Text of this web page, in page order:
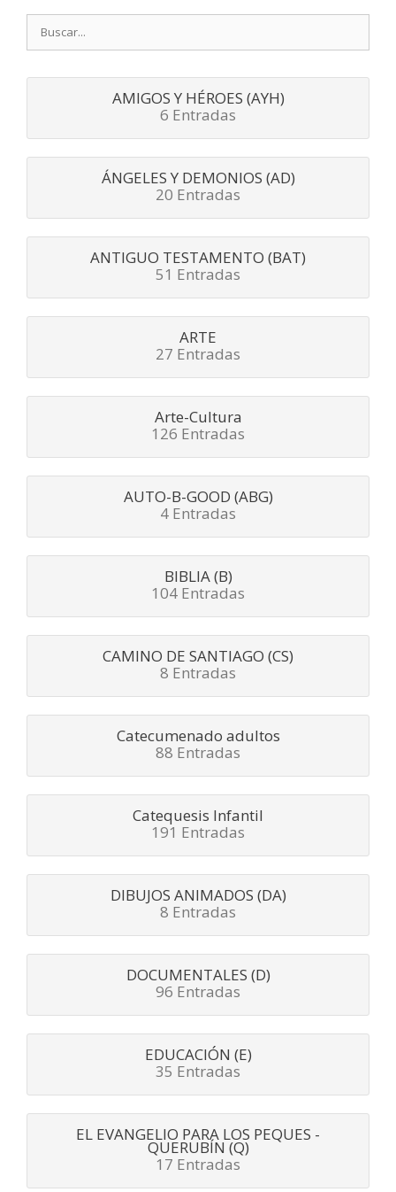
Buscar:
AMIGOS Y HÉROES (AYH)
6 Entradas
ÁNGELES Y DEMONIOS (AD)
20 Entradas
ANTIGUO TESTAMENTO (BAT)
51 Entradas
ARTE
27 Entradas
Arte-Cultura
126 Entradas
AUTO-B-GOOD (ABG)
4 Entradas
BIBLIA (B)
104 Entradas
CAMINO DE SANTIAGO (CS)
8 Entradas
Catecumenado adultos
88 Entradas
Catequesis Infantil
191 Entradas
DIBUJOS ANIMADOS (DA)
8 Entradas
DOCUMENTALES (D)
96 Entradas
EDUCACIÓN (E)
35 Entradas
EL EVANGELIO PARA LOS PEQUES -
QUERUBÍN (Q)
17 Entradas